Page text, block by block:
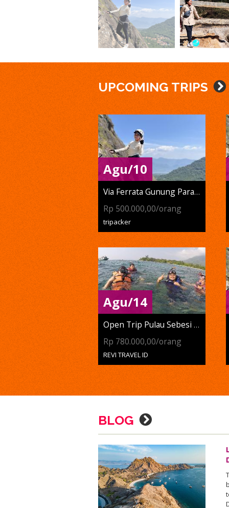
UPCOMING TRIPS
Agu/10
Via Ferrata Gunung Parang
Rp 500.000,00/orang
tripacker
Agu/14
Open Trip Pulau Sebesi Dan...
Rp 780.000,00/orang
REVI TRAVEL ID
BLOG